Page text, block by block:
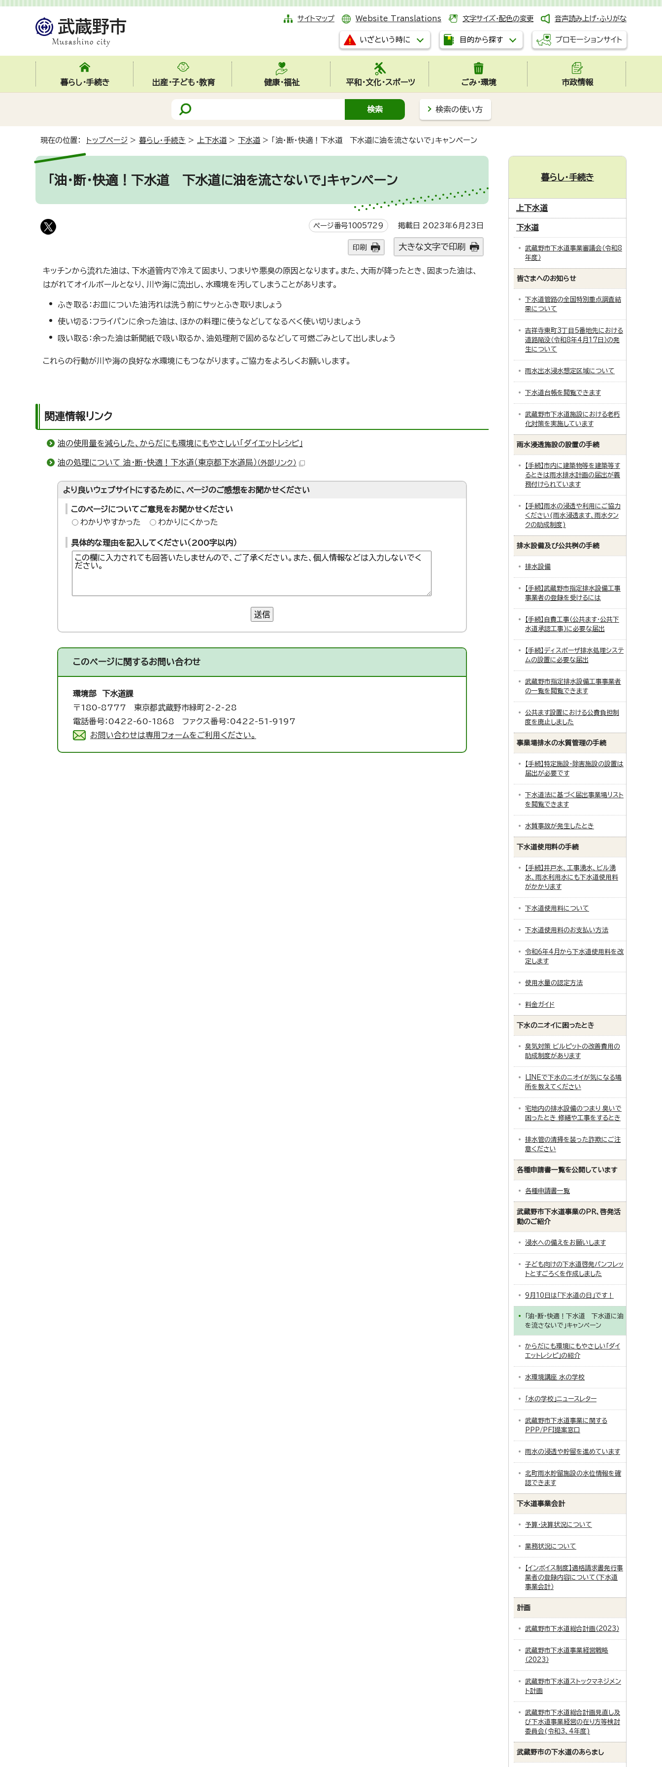
サイトマップ Website Translations 文字サイズ・配色の変更 音声読み上げ・ふりがな
いざという時に 目的から探す プロモーションサイト
暮らし・手続き 出産・子ども・教育 健康・福祉 平和・文化・スポーツ ごみ・環境 市政情報
検索の使い方
現在の位置： トップページ > 暮らし・手続き > 上下水道 > 下水道 > 「油・断・快適！下水道 下水道に油を流さないで」キャンペーン
「油・断・快適！下水道 下水道に油を流さないで」キャンペーン
ページ番号1005729 掲載日 2023年6月23日
印刷 大きな文字で印刷
キッチンから流れた油は、下水道管内で冷えて固まり、つまりや悪臭の原因となります。また、大雨が降ったとき、固まった油は、
はがれてオイルボールとなり、川や海に流出し、水環境を汚してしまうことがあります。
ふき取る：お皿についた油汚れは洗う前にサッとふき取りましょう
使い切る：フライパンに余った油は、ほかの料理に使うなどしてなるべく使い切りましょう
吸い取る：余った油は新聞紙で吸い取るか、油処理剤で固めるなどして可燃ごみとして出しましょう
これらの行動が川や海の良好な水環境にもつながります。ご協力をよろしくお願いします。
関連情報リンク
油の使用量を減らした、からだにも環境にもやさしい「ダイエットレシピ」
油の処理について 油・断・快適！下水道（東京都下水道局） （外部リンク）
より良いウェブサイトにするために、ページのご感想をお聞かせください
このページについてご意見をお聞かせください
わかりやすかった
わかりにくかった
具体的な理由を記入してください（200字以内）
送信
このページに関するお問い合わせ
環境部 下水道課
〒180-8777 東京都武蔵野市緑町2-2-28
電話番号：0422-60-1868 ファクス番号：0422-51-9197
お問い合わせは専用フォームをご利用ください。
暮らし・手続き
上下水道
下水道
武蔵野市下水道事業審議会（令和8
年度）
皆さまへのお知らせ
下水道管路の全国特別重点調査結
果について
吉祥寺東町3丁目5番地先における
道路陥没（令和8年4月17日）の発
生について
雨水出水浸水想定区域について
下水道台帳を閲覧できます
武蔵野市下水道施設における老朽
化対策を実施しています
雨水浸透施設の設置の手続
【手続】市内に建築物等を建築等す
るときは雨水排水計画の届出が義
務付けられています
【手続】雨水の浸透や利用にご協力
ください(雨水浸透ます、雨水タン
クの助成制度)
排水設備及び公共桝の手続
排水設備
【手続】武蔵野市指定排水設備工事
事業者の登録を受けるには
【手続】自費工事（公共ます・公共下
水道承認工事）に必要な届出
【手続】ディスポーザ排水処理システ
ムの設置に必要な届出
武蔵野市指定排水設備工事事業者
の一覧を閲覧できます
公共ます設置における公費負担制
度を廃止しました
事業場排水の水質管理の手続
【手続】特定施設・除害施設の設置は
届出が必要です
下水道法に基づく届出事業場リスト
を閲覧できます
水質事故が発生したとき
下水道使用料の手続
【手続】井戸水、工事湧水、ビル湧
水、雨水利用水にも下水道使用料
がかかります
下水道使用料について
下水道使用料のお支払い方法
令和6年4月から下水道使用料を改
定します
使用水量の認定方法
料金ガイド
下水のニオイに困ったとき
臭気対策 ビルピットの改善費用の
助成制度があります
LINEで下水のニオイが気になる場
所を教えてください
宅地内の排水設備のつまり 臭いで
困ったとき 修繕や工事をするとき
排水管の清掃を装った詐欺にご注
意ください
各種申請書一覧を公開しています
各種申請書一覧
武蔵野市下水道事業のPR、啓発活
動のご紹介
浸水への備えをお願いします
子ども向けの下水道啓発パンフレッ
トとすごろくを作成しました
9月10日は「下水道の日」です！
「油・断・快適！下水道 下水道に油
を流さないで」キャンペーン
からだにも環境にもやさしい「ダイ
エットレシピ」の紹介
水環境講座 水の学校
「水の学校」ニュースレター
武蔵野市下水道事業に関する
PPP/PFI提案窓口
雨水の浸透や貯留を進めています
北町雨水貯留施設の水位情報を確
認できます
下水道事業会計
予算・決算状況について
業務状況について
【インボイス制度】適格請求書発行事
業者の登録内容について（下水道
事業会計）
計画
武蔵野市下水道総合計画（2023）
武蔵野市下水道事業経営戦略
（2023）
武蔵野市下水道ストックマネジメン
ト計画
武蔵野市下水道総合計画見直し及
び下水道事業経営の在り方等検討
委員会(令和3、4年度)
武蔵野市の下水道のあらまし